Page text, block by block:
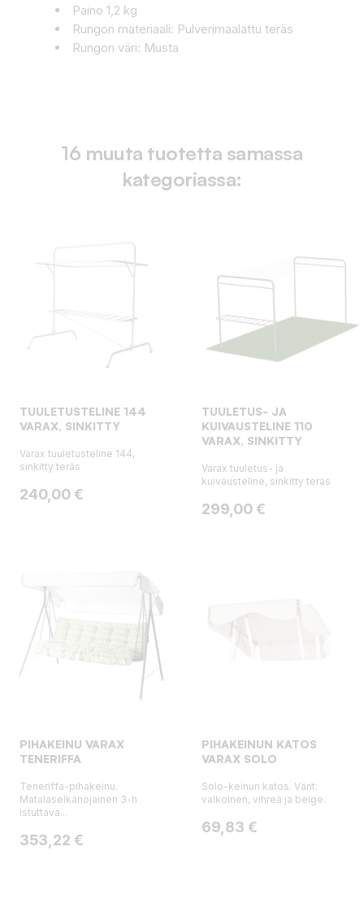
Paino 1,2 kg
Rungon materiaali: Pulverimaalattu teräs
Rungon väri: Musta
16 muuta tuotetta samassa
kategoriassa:
TUULETUSTELINE 144
VARAX, SINKITTY
Varax tuuletusteline 144,
sinkitty teräs
Hinta
240,00 €
TUULETUS- JA
KUIVAUSTELINE 110
VARAX, SINKITTY
Varax tuuletus- ja
kuivausteline, sinkitty teräs
Hinta
299,00 €
PIHAKEINU VARAX
TENERIFFA
Teneriffa-pihakeinu.
Matalaselkänojainen 3-h
istuttava...
Hinta
353,22 €
PIHAKEINUN KATOS
VARAX SOLO
Solo-keinun katos. Värit:
valkoinen, vihreä ja beige.
Hinta
69,83 €